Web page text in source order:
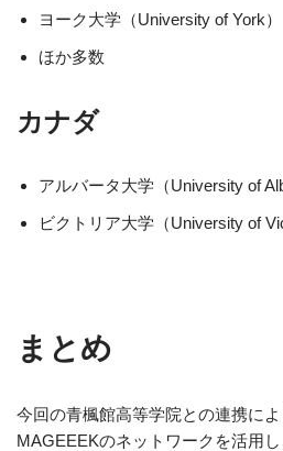
ヨーク大学（University of York）
ほか多数
カナダ
アルバータ大学（University of
ビクトリア大学（University of
まとめ
今回の青楓館高等学院との連携に
MAGEEEKのネットワークを活用し